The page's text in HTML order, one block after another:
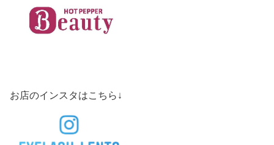
お店のインスタはこちら↓